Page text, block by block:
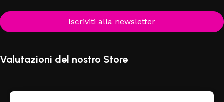
Iscriviti alla newsletter
Valutazioni del nostro Store